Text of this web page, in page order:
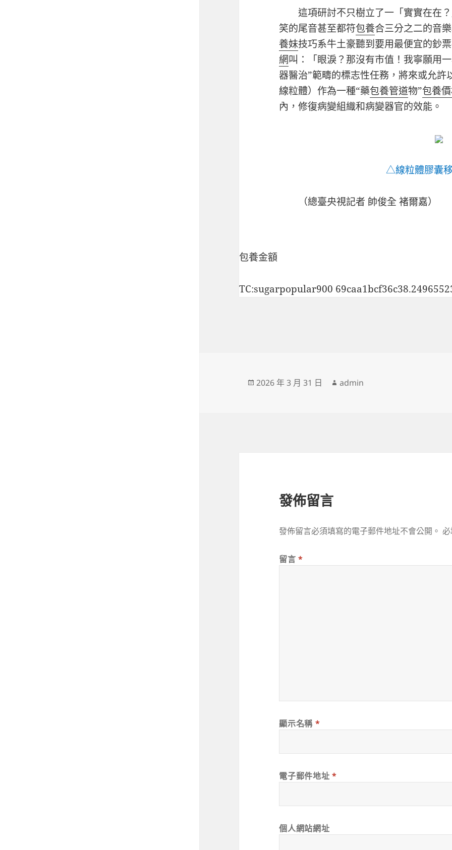
這項研討不只樹立了一「實實在在
笑的尾音甚至都符包養合三分之二的音
養妹技巧系牛土豪聽到要用最便宜的鈔
網叫：「眼淚？那沒有市值！我寧願用
器醫治”範疇的標志性任務，將來或允許
線粒體）作為一種“藥包養管道物”包養
內，修復病變組織和病變器官的效能。
△線粒體膠囊
（總臺央視記者 帥俊全 褚爾嘉）
包養金額
TC:sugarpopular900
發
2026 年 3 月 31 日
作
admin
發佈留言
發佈留言必須填寫的電子郵件地址不會公開。
留言*
顯示名稱 *
電子郵件地址 *
個人網站網址